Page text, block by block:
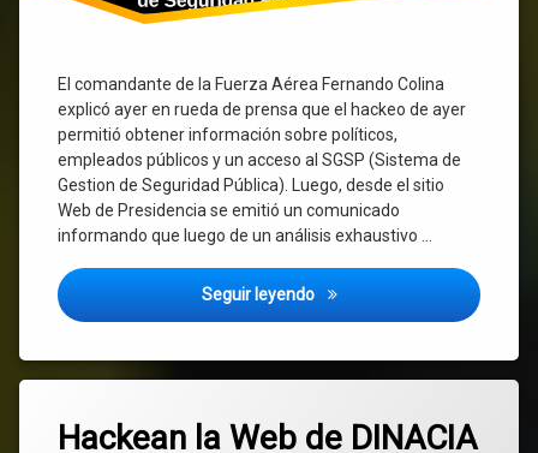
El comandante de la Fuerza Aérea Fernando Colina
explicó ayer en rueda de prensa que el hackeo de ayer
permitió obtener información sobre políticos,
empleados públicos y un acceso al SGSP (Sistema de
Gestion de Seguridad Pública). Luego, desde el sitio
Web de Presidencia se emitió un comunicado
informando que luego de un análisis exhaustivo …
Seguir leyendo Hackeo a DINACIA:
Hackean la Web de DINACIA
AGESIC
un
comentario